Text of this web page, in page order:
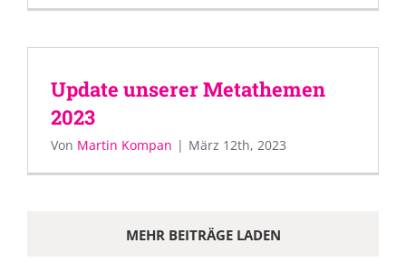
Update unserer Metathemen
2023
Von Martin Kompan | März 12th, 2023
MEHR BEITRÄGE LADEN